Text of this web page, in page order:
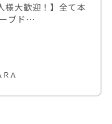
様大歓迎！】全て本
ブド…
Ａ